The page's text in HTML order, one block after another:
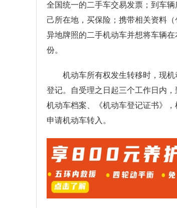
全国统一的二手车交易发票；到车
己所在地，买保险；携带相关资料
异地牌照的二手机动车并想将车辆
份。
机动车所有权发生转移时，现
登记。自受理之日起三个工作日内
机动车档案、《机动车登记证书》
申请机动车转入。